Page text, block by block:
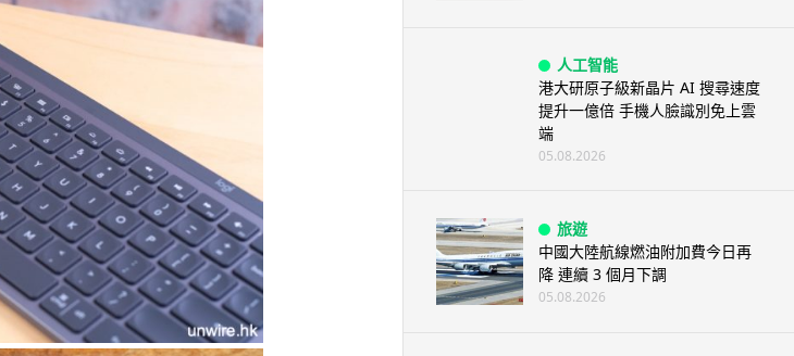
人工智能
港大研原子級新晶片 AI 搜尋速度
提升一億倍 手機人臉識別免上雲
端
05.08.2026
旅遊
中國大陸航線燃油附加費今日再
降 連續 3 個月下調
05.08.2026